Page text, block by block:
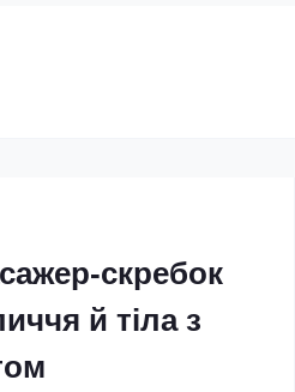
скребок
й тіла з